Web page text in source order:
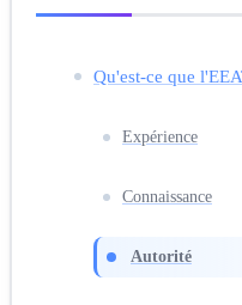
Qu'est-ce que
Expérience
Connaissance
Autorité